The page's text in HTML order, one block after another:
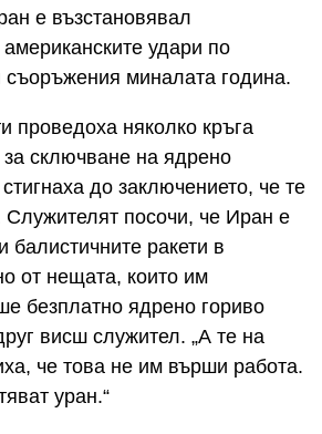
е възстановявал
удари по
съоръжения миналата година.
проведоха няколко кръга
сключване на ядрено
до заключението, че те
Служителят посочи, че Иран е
балистичните ракети в
от нещата, които им
безплатно ядрено гориво
висш служител. „А те на
че това не им върши работа.
уран.“